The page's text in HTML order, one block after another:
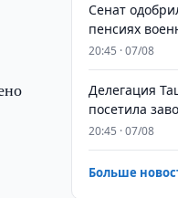
Сенат
пенсиях
20:45 · 07/08
Делегация
посетила
20:45 · 07/08
Больше